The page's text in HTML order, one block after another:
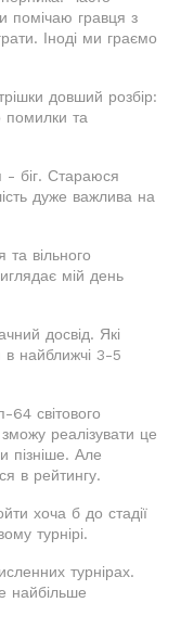
помічаю гравця з
Іноді ми граємо
довший розбір:
помилки та
- біг. Стараюся
дуже важлива на
та вільного
мій день
досвід. Які
в найближчі 3-5
світового
реалізувати це
пізніше. Але
в рейтингу.
хоча б до стадії
турнірі.
турнірах.
найбільше